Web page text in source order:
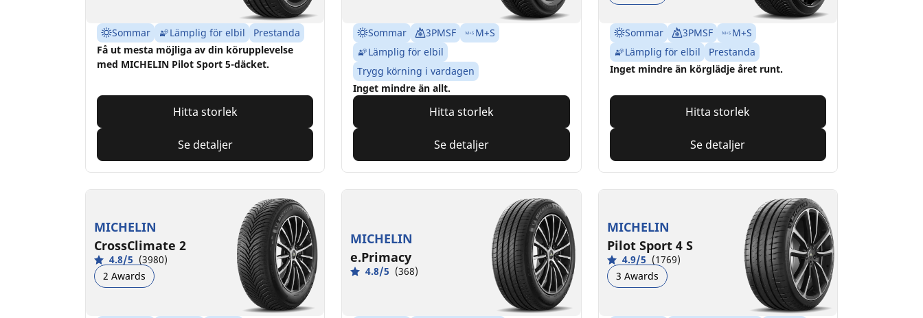
Sommar Lämplig för elbil
Prestanda
Få ut mesta möjliga av din körupplevelse
med MICHELIN Pilot Sport 5-däcket.
Hitta storlek
Se detaljer
Sommar 3PMSF
M+S
Lämplig för elbil
Trygg körning i vardagen
Inget mindre än allt.
Hitta storlek
Se detaljer
Sommar 3PMSF
M+S
Lämplig för elbil
Prestanda
Inget mindre än körglädje året runt.
Hitta storlek
Se detaljer
MICHELIN
CrossClimate 2
4.8/5 (3980)
2 Awards
MICHELIN
e.Primacy
4.8/5 (368)
MICHELIN
Pilot Sport 4 S
4.9/5 (1769)
3 Awards